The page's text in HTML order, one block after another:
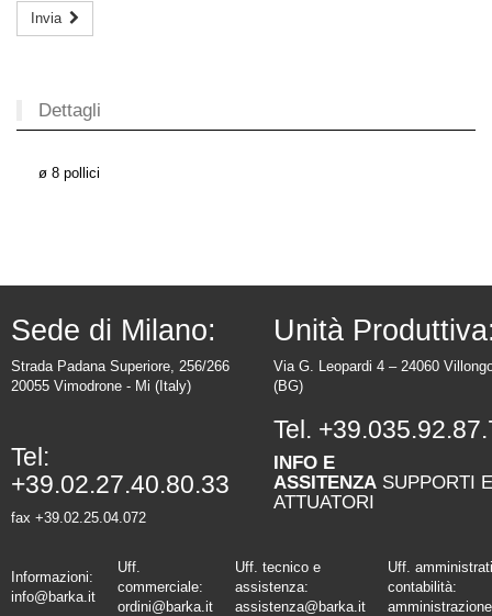
Invia
Dettagli
ø 8 pollici
Sede di Milano:
Strada Padana Superiore, 256/266
20055 Vimodrone - Mi (Italy)
Tel:
+39.02.27.40.80.33
fax +39.02.25.04.072
Unità
Via G. Leopardi 4 – 24060
(BG)
Tel.
INFO E
ASSITENZA SUPPORTI E
ATTUATORI
Informazioni:
info@barka.it
Uff.
commerciale:
ordini@barka.it
Uff. tecnico e
assistenza:
assistenza@barka.it
Uff.
contabilità: